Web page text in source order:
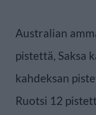
Australian
pistettä, Saksa
kahdeksan
Ruotsi 12